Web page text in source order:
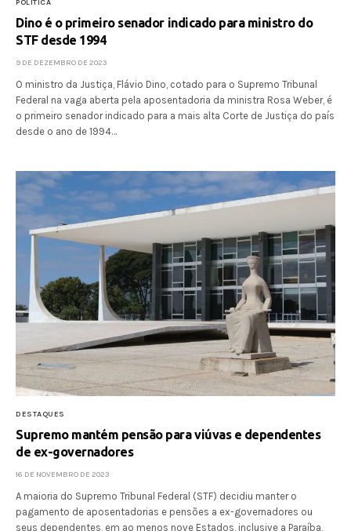
POLÍTICA
Dino é o primeiro senador indicado para ministro do
STF desde 1994
9 DE DEZEMBRO DE 2023
O ministro da Justiça, Flávio Dino, cotado para o Supremo Tribunal
Federal na vaga aberta pela aposentadoria da ministra Rosa Weber, é
o primeiro senador indicado para a mais alta Corte de Justiça do país
desde o ano de 1994…
DESTAQUES
Supremo mantém pensão para viúvas e dependentes
de ex-governadores
16 DE NOVEMBRO DE 2023
A maioria do Supremo Tribunal Federal (STF) decidiu manter o
pagamento de aposentadorias e pensões a ex-governadores ou
seus dependentes, em ao menos nove Estados, inclusive a Paraíba,